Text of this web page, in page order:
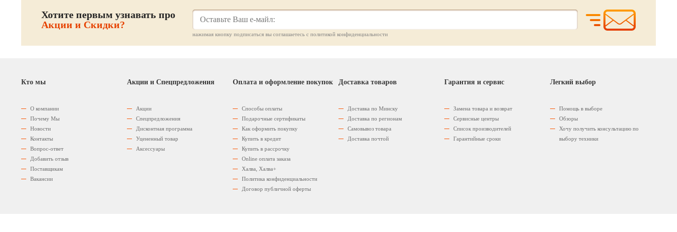
Хотите первым узнавать про
Акции и Скидки?
нажимая кнопку подписаться вы соглашаетесь с политикой конфиденциальности
Кто мы
О компании
Почему Мы
Новости
Контакты
Вопрос-ответ
Добавить отзыв
Поставщикам
Вакансии
Акции и Спецпредложения
Акции
Спецпредложения
Дисконтная программа
Уцененный товар
Аксессуары
Оплата и оформление покупок
Способы оплаты
Подарочные сертификаты
Как оформить покупку
Купить в кредит
Купить в рассрочку
Оnline оплата заказа
Халва, Халва+
Политика конфиденциальности
Договор публичной оферты
Доставка товаров
Доставка по Минску
Доставка по регионам
Самовывоз товара
Доставка почтой
Гарантия и сервис
Замена товара и возврат
Сервисные центры
Список производителей
Гарантийные сроки
Легкий выбор
Помощь в выборе
Обзоры
Хочу получить консультацию по
выбору техники